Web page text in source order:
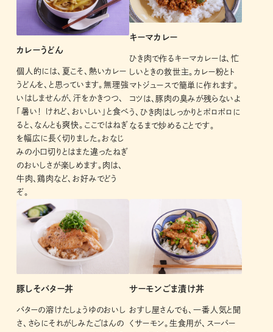
カレーうどん
個人的には、夏こそ、熱いカレー
うどんを、と思っています。無理強
いはしませんが、汗をかきつつ、
「暑い！ けれど、おいしい」と食べ
ると、なんとも爽快。ここではねぎ
を幅広に長く切りました。おなじ
みの小口切りとはまた違ったねぎ
のおいしさが楽しめます。肉は、
牛肉、鶏肉など、お好みでどう
ぞ。
キーマカレー
ひき肉で作るキーマカレーは、忙
しいときの救世主。カレー粉とト
マトジュースで簡単に作れます。
コツは、豚肉の臭みが残らないよ
う、ひき肉はしっかりとポロポロに
なるまで炒めることです。
豚しそバター丼
バターの溶けたしょうゆのおいし
さ、さらにそれがしみたごはんの
サーモンごま漬け丼
おすし屋さんでも、一番人気と聞
くサーモン。生食用が、スーパー